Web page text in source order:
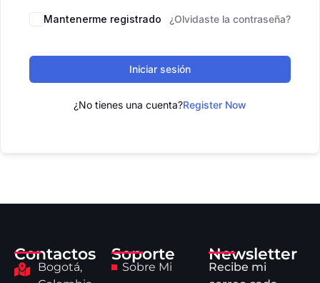
Mantenerme registrado ¿Olvidaste la contraseña?
Iniciar sesión
¿No tienes una cuenta?Register Now
Contactos
Bogotá,
Soporte
Sobre Mi
Newsletter
Recibe mi